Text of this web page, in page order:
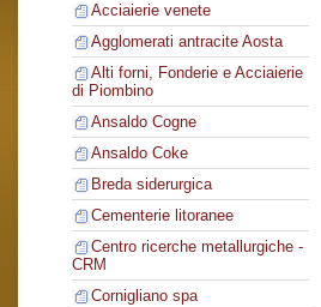
Acciaierie venete
Agglomerati antracite Aosta
Alti forni, Fonderie e Acciaierie
di Piombino
Ansaldo Cogne
Ansaldo Coke
Breda siderurgica
Cementerie litoranee
Centro ricerche metallurgiche -
CRM
Cornigliano spa